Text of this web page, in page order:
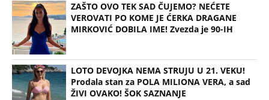
ZAŠTO OVO TEK SAD ČUJEMO? NEĆETE
VEROVATI PO KOME JE ĆERKA DRAGANE
MIRKOVIĆ DOBILA IME! Zvezda je 90-IH
LOTO DEVOJKA NEMA STRUJU U 21. VEKU!
Prodala stan za POLA MILIONA VERA, a sad
ŽIVI OVAKO! ŠOK SAZNANJE